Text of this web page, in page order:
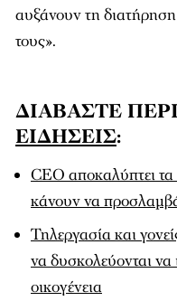
αυξάνουν τη
τους».
ΔΙΑΒΑΣΤΕ
ΕΙΔΗΣΕΙΣ:
CEO αποκαλύπτει
κάνουν να
Τηλεργασία και
να δυσκολεύονται
οικογένεια